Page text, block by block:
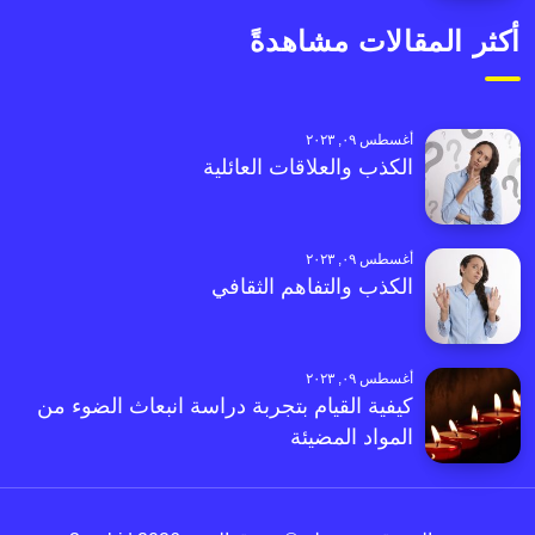
أكثر المقالات مشاهدةً
أغسطس ٠٩, ٢٠٢٣
الكذب والعلاقات العائلية
أغسطس ٠٩, ٢٠٢٣
الكذب والتفاهم الثقافي
أغسطس ٠٩, ٢٠٢٣
كيفية القيام بتجربة دراسة انبعاث الضوء من
المواد المضيئة